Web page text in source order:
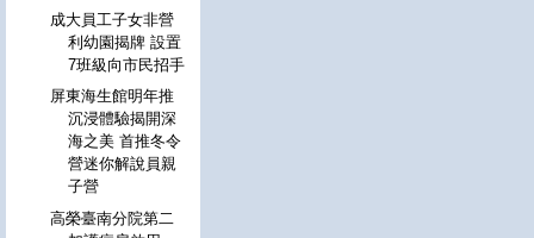
成大員工子女非營
利幼園揭牌 設置
7班級向市民招手
屏東海生館明年推
沉浸體驗揭開深
海之美 首推冬令
營迷你解說員親
子營
高榮臺南分院第二